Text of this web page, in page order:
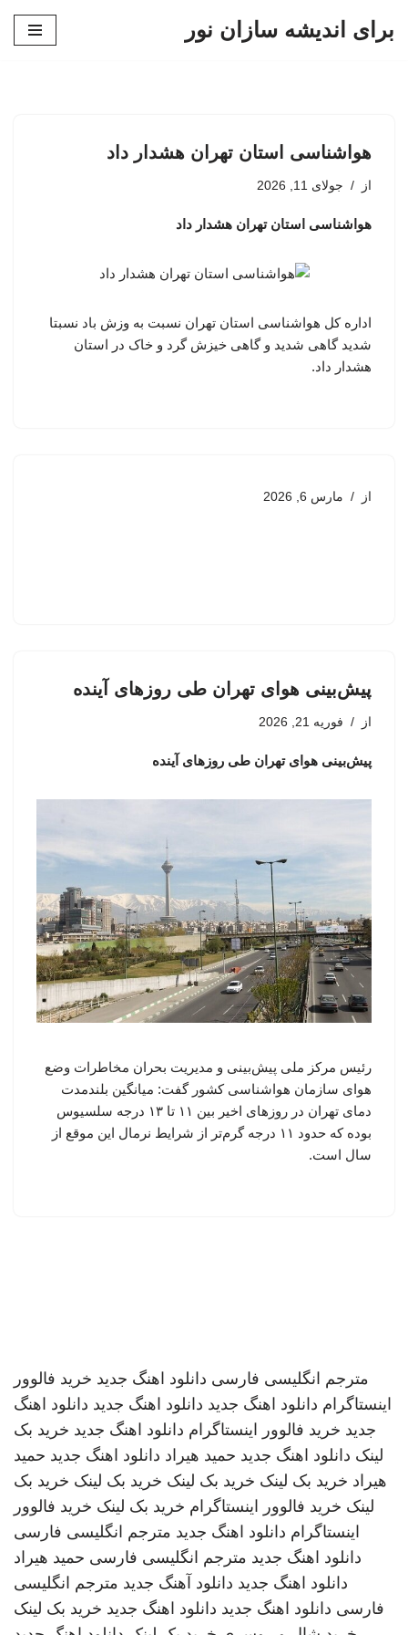
برای اندیشه سازان نور
هواشناسی استان تهران هشدار داد
از جولای 11, 2026
هواشناسی استان تهران هشدار داد
اداره کل هواشناسی استان تهران نسبت به وزش باد نسبتا
شدید گاهی شدید و گاهی خیزش گرد و خاک در استان
هشدار داد.
از مارس 6, 2026
پیش‌بینی هوای تهران طی روزهای آینده
از فوریه 21, 2026
پیش‌بینی هوای تهران طی روزهای آینده
رئیس مرکز ملی پیش‌بینی و مدیریت بحران مخاطرات وضع
هوای سازمان هواشناسی کشور گفت: میانگین بلندمدت
دمای تهران در روزهای اخیر بین ۱۱ تا ۱۳ درجه سلسیوس
بوده که حدود ۱۱ درجه گرم‌تر از شرایط نرمال این موقع از
سال است.
مترجم انگلیسی فارسی دانلود اهنگ جدید خرید فالوور
اینستاگرام دانلود اهنگ جدید دانلود اهنگ جدید دانلود اهنگ
جدید خرید فالوور اینستاگرام دانلود اهنگ جدید خرید بک
لینک دانلود اهنگ جدید حمید هیراد دانلود اهنگ جدید حمید
هیراد خرید بک لینک خرید بک لینک خرید بک لینک خرید بک
لینک خرید فالوور اینستاگرام خرید بک لینک خرید فالوور
اینستاگرام دانلود اهنگ جدید مترجم انگلیسی فارسی
دانلود اهنگ جدید مترجم انگلیسی فارسی حمید هیراد
دانلود اهنگ جدید دانلود آهنگ جدید مترجم انگلیسی
فارسی دانلود اهنگ جدید دانلود اهنگ جدید خرید بک لینک